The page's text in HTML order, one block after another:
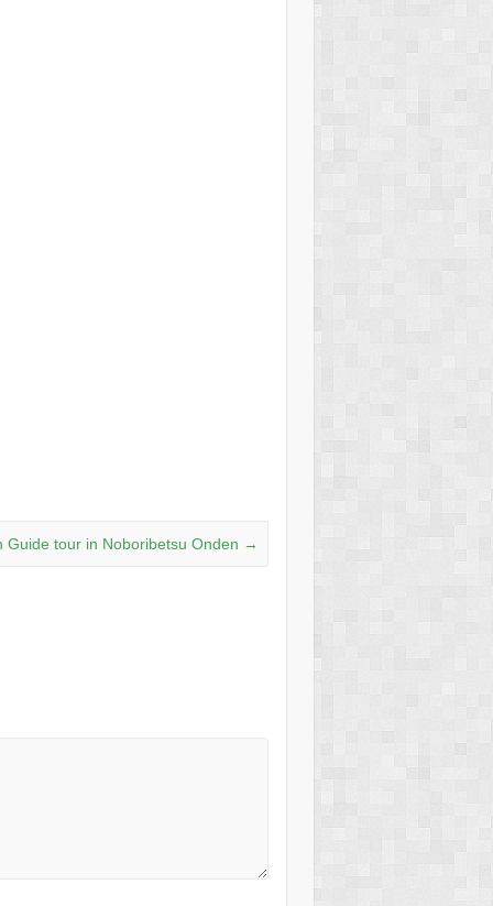
Guide tour in Noboribetsu Onden →